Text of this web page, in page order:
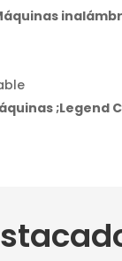
;Legend